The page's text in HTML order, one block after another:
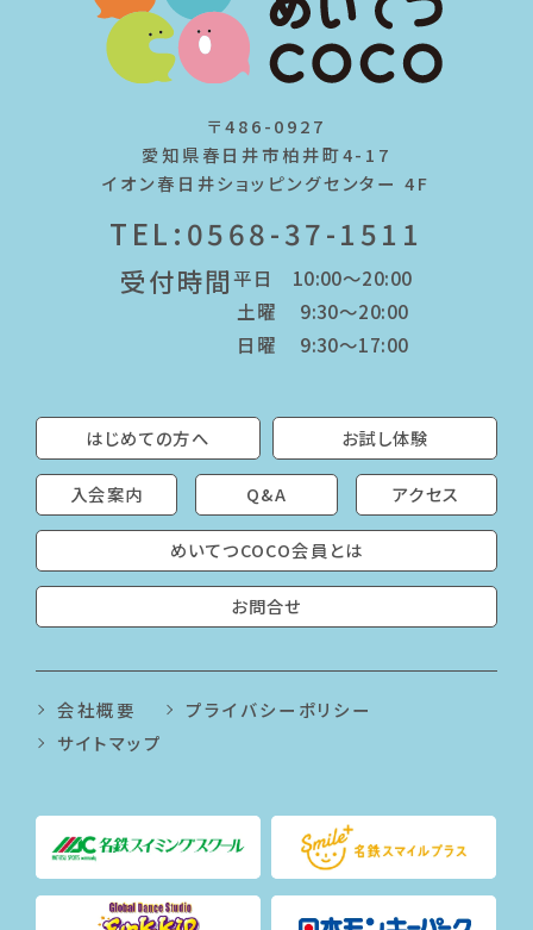
〒486-0927
愛知県春日井市柏井町4-17
イオン春日井ショッピングセンター 4F
TEL:0568-37-1511
受付時間平日 10:00～20:00
土曜 9:30～20:00
日曜 9:30～17:00
はじめての方へ お試し体験
入会案内 Q&A アクセス
めいてつCOCO会員とは
お問合せ
会社概要
プライバシーポリシー
サイトマップ